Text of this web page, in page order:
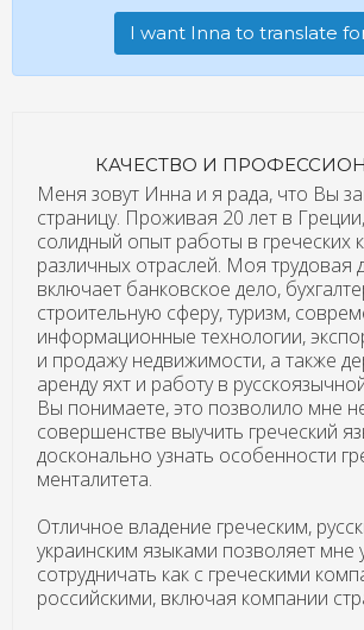
I want Inna to translate
КАЧЕСТВО И
Меня зовут Инна и я рада, что Вы
страницу. Проживая 20 лет в
солидный опыт работы в греческих
различных отраслей. Моя трудовая
включает банковское дело,
строительную сферу, туризм,
информационные технологии,
и продажу недвижимости, а также
аренду яхт и работу в
Вы понимаете, это позволило мне
совершенстве выучить греческий
досконально узнать особенности
менталитета.
Отличное владение греческим,
украинским языками позволяет мне
сотрудничать как с греческими
российскими, включая компании